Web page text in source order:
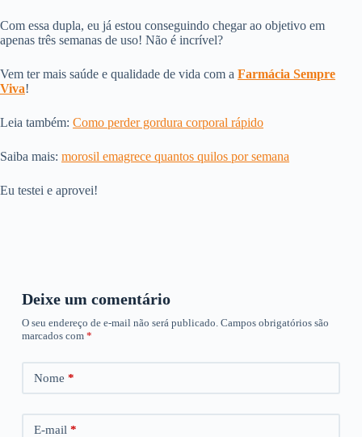
Com essa dupla, eu já estou conseguindo chegar ao objetivo em
apenas três semanas de uso! Não é incrível?
Vem ter mais saúde e qualidade de vida com a Farmácia Sempre
Viva!
Leia também: Como perder gordura corporal rápido
Saiba mais: morosil emagrece quantos quilos por semana
Eu testei e aprovei!
Deixe um comentário
O seu endereço de e-mail não será publicado. Campos obrigatórios são
marcados com *
Nome *
E-mail *